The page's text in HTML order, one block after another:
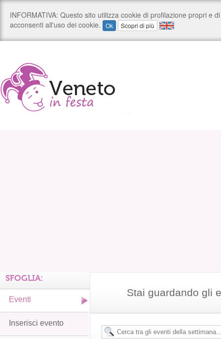
Stai guardando gli
SFOGLIA:
Eventi
Inserisci evento